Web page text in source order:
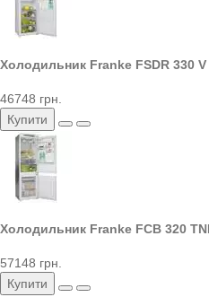
Холодильник Franke FSDR 330 V
46748 грн.
Купити
Холодильник Franke FCB 320
57148 грн.
Купити